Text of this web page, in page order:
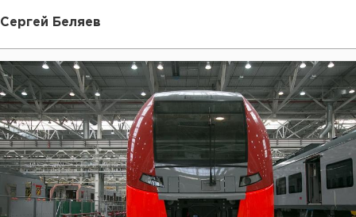
Сергей Беляев